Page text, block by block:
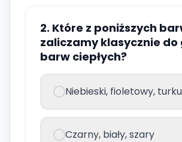
2. Które z poniższych
zaliczamy klasycznie do
barw ciepłych?
Niebieski, fioletowy,
Czarny, biały, szary